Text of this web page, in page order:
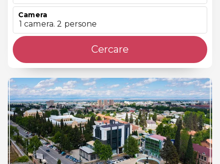
Camera
1 camera. 2 persone
Cercare